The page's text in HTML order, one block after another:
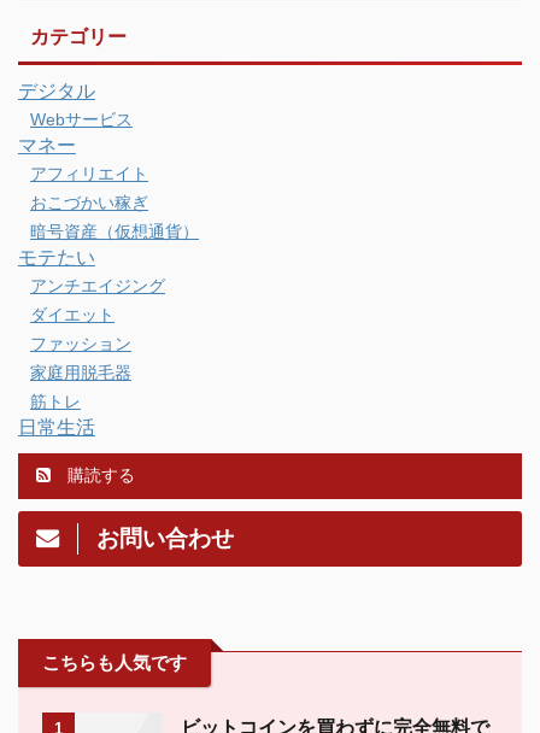
カテゴリー
デジタル
Webサービス
マネー
アフィリエイト
おこづかい稼ぎ
暗号資産（仮想通貨）
モテたい
アンチエイジング
ダイエット
ファッション
家庭用脱毛器
筋トレ
日常生活
購読する
お問い合わせ
こちらも人気です
1
ビットコインを買わずに完全無料で